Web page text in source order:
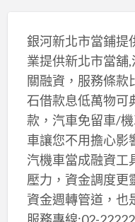
銀河新北市當鋪提
業提供新北市當舖
關融資，服務條款
石借款息低萬物可
款，汽車免留車/
車讓您不用擔心影
汽機車當成融資工
壓力，資金調度更
資金週轉管道，也